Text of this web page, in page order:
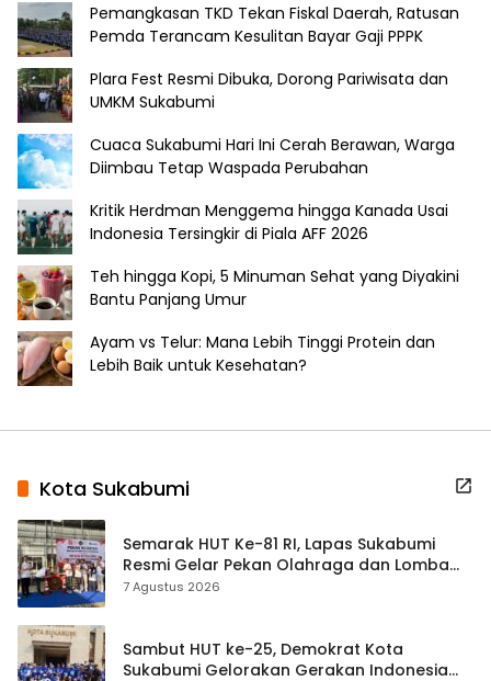
Pemangkasan TKD Tekan Fiskal Daerah, Ratusan
Pemda Terancam Kesulitan Bayar Gaji PPPK
Plara Fest Resmi Dibuka, Dorong Pariwisata dan
UMKM Sukabumi
Cuaca Sukabumi Hari Ini Cerah Berawan, Warga
Diimbau Tetap Waspada Perubahan
Kritik Herdman Menggema hingga Kanada Usai
Indonesia Tersingkir di Piala AFF 2026
Teh hingga Kopi, 5 Minuman Sehat yang Diyakini
Bantu Panjang Umur
Ayam vs Telur: Mana Lebih Tinggi Protein dan
Lebih Baik untuk Kesehatan?
Kota Sukabumi
Semarak HUT Ke-81 RI, Lapas Sukabumi
Resmi Gelar Pekan Olahraga dan Lomba
Tradisional
7 Agustus 2026
Sambut HUT ke-25, Demokrat Kota
Sukabumi Gelorakan Gerakan Indonesia